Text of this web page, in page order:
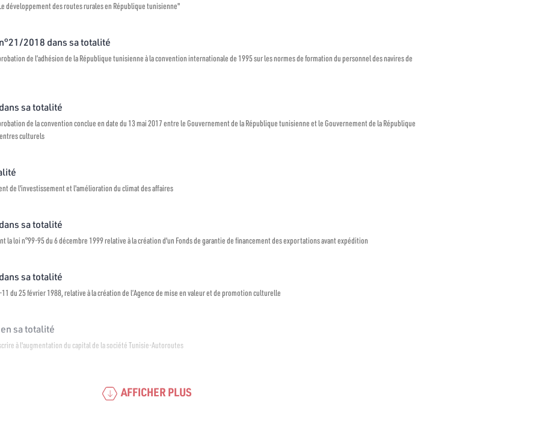
développement des routes rurales en République tunisienne"
2018 dans sa totalité
de l’adhésion de la République tunisienne à la convention internationale de 1995 sur les normes de formation du personnel des navires de
sa totalité
de la convention conclue en date du 13 mai 2017 entre le Gouvernement de la République tunisienne et le Gouvernement de la République
culturels
de l'investissement et l'amélioration du climat des affaires
sa totalité
la loi n°99-95 du 6 décembre 1999 relative à la création d'un Fonds de garantie de financement des exportations avant expédition
sa totalité
du 25 février 1988, relative à la création de l’Agence de mise en valeur et de promotion culturelle
sa totalité
à l'augmentation du capital de la société Tunisie-Autoroutes
AFFICHER PLUS